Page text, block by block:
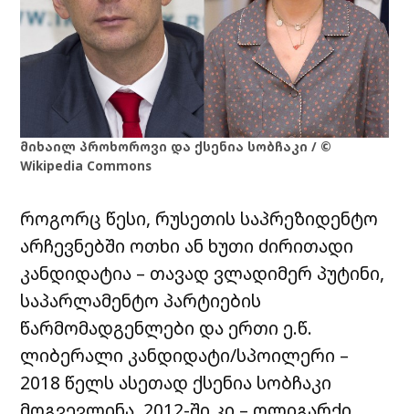
მიხაილ პროხოროვი და ქსენია სობჩაკი / ©
Wikipedia Commons
როგორც წესი, რუსეთის საპრეზიდენტო
არჩევნებში ოთხი ან ხუთი ძირითადი
კანდიდატია – თავად ვლადიმერ პუტინი,
საპარლამენტო პარტიების
წარმომადგენლები და ერთი ე.წ.
ლიბერალი კანდიდატი/სპოილერი –
2018 წელს ასეთად ქსენია სობჩაკი